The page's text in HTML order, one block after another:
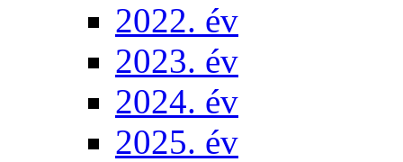
2022. év
2023. év
2024. év
2025. év